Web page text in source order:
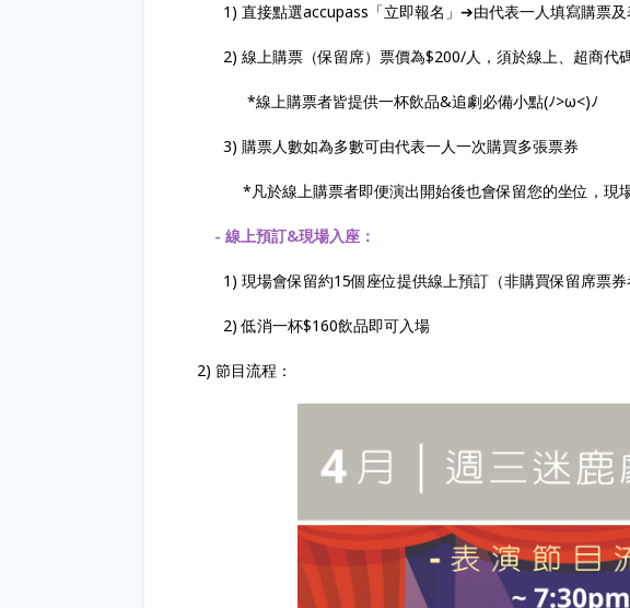
1) 直接點選accupass「立即報名」➔由代表一人填寫購票及
2) 線上購票（保留席）票價為$200/人，須於線上、超商代
*線上購票者皆提供一杯飲品&追劇必備小點(ﾉ>ω<)ﾉ
3) 購票人數如為多數可由代表一人一次購買多張票券
*凡於線上購票者即便演出開始後也會保留您的坐位，現場
- 線上預訂&現場入座：
1) 現場會保留約15個座位提供線上預訂（非購買保留席票券
2) 低消一杯$160飲品即可入場
2) 節目流程：